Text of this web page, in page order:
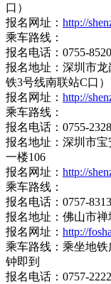
口）
报名网址： http://
乘车路线：
报名电话：0755-
报名地址：深圳市龙
铁3号线南联站C口）
报名网址： http://
乘车路线：
报名电话：0755-
报名地址：深圳市宝
一楼106
报名网址： http://
乘车路线：
报名电话：0757-
报名地址：佛山市禅
报名网址： http://
乘车路线：乘坐地
钟即到
报名电话：0757-